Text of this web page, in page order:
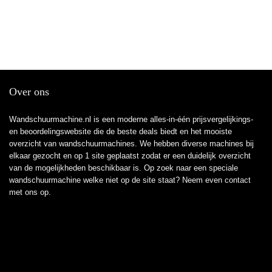
Over ons
Wandschuurmachine.nl is een moderne alles-in-één prijsvergelijkings-
en beoordelingswebsite die de beste deals biedt en het mooiste
overzicht van wandschuurmachines. We hebben diverse machines bij
elkaar gezocht en op 1 site geplaatst zodat er een duidelijk overzicht
van de mogelijkheden beschikbaar is. Op zoek naar een speciale
wandschuurmachine welke niet op de site staat? Neem even contact
met ons op.